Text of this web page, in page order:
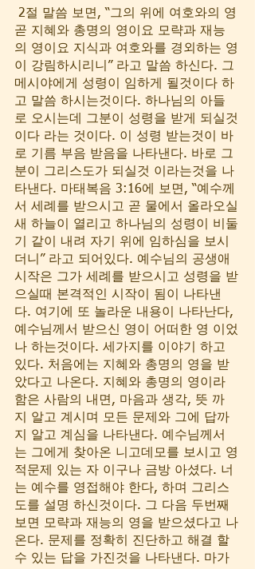
곧 지혜와 총명의 영이요 모략과 재능
의 영이요 지식과 여호와를 경외하는 영
이 강림하시리니” 라고 말씀 하신다. 그
메시야에게 성령이 임하게 될것이다 하
고 말씀 하시는것이다. 하나님의 아들
로 오시는데 그분이 성령을 받게 되실것
이다 라는 것이다. 이 성령 받는것이 바
로 기름 부음 받음을 나타낸다. 바로 그
분이 그리스도가 되실것 이라는것을 나
타낸다. 마태복음 3:16에 보면, “예수께
서 세례를 받으시고 곧 물에서 올라오실
새 하늘이 열리고 하나님의 성령이 비둘
기 같이 내려 자기 위에 임하심을 보시
더니” 라고 되어있다. 예수님의 공생애
시작은 그가 세례를 받으시고 성령을 받
으실때 본격적인 시작이 됨이 나타낸
다. 여기에 또 놀라운 내용이 나타난다,
예수님께서 받으신 영이 어떠한 영 이었
나 하는것이다. 세가지를 이야기 하고
있다. 처음에는 지혜와 총명의 영을 받
았다고 나온다. 지혜와 총명의 영이라
함은 사람의 내면, 마음과 생각, 뜻 까
지 알고 계시며 모든 문제와 그에 답까
지 알고 계심을 나타낸다. 예수님께서
는 그에게 찾아온 니고데모를 보시고 영
적문제 있는 자 이구나 금방 아셨다. 너
는 예수를 영접해야 한다, 하며 그리스
도를 설명 하신것이다. 그 다음 두번째
보면 모략과 재능의 영을 받으셨다고 나
온다. 문제를 정확히 진단하고 해결 할
수 있는 답을 가진것을 나타낸다. 마가